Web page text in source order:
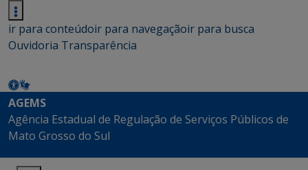
ir para conteúdoir para navegaçãoir para busca
Ouvidoria Transparência
AGEMS
Agência Estadual de Regulação de Serviços Públicos de
Mato Grosso do Sul